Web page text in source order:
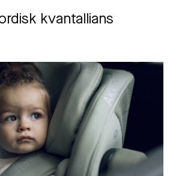
kvantallians